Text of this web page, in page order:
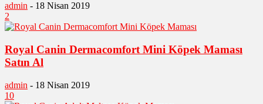
admin - 18 Nisan 2019
2
Royal Canin Dermacomfort Mini Köpek Maması
Satın Al
admin - 18 Nisan 2019
10